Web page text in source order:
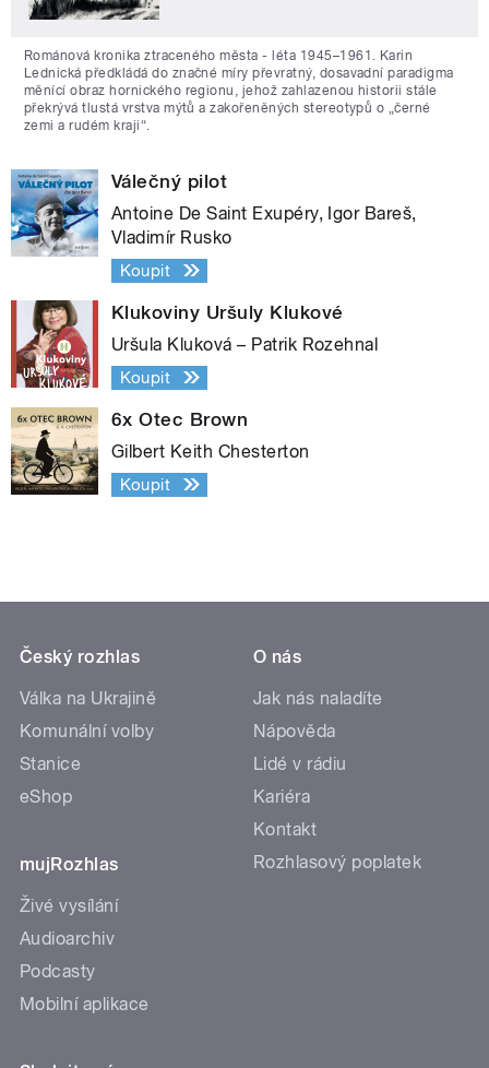
Románová kronika ztraceného města - léta 1945–1961. Karin
Lednická předkládá do značné míry převratný, dosavadní paradigma
měnící obraz hornického regionu, jehož zahlazenou historii stále
překrývá tlustá vrstva mýtů a zakořeněných stereotypů o „černé
zemi a rudém kraji“.
Válečný pilot
Antoine De Saint Exupéry, Igor Bareš,
Vladimír Rusko
Koupit
Klukoviny Uršuly Klukové
Uršula Kluková – Patrik Rozehnal
Koupit
6x Otec Brown
Gilbert Keith Chesterton
Koupit
Český rozhlas
Válka na Ukrajině
Komunální volby
Stanice
eShop
mujRozhlas
Živé vysílání
Audioarchiv
Podcasty
Mobilní aplikace
O nás
Jak nás naladíte
Nápověda
Lidé v rádiu
Kariéra
Kontakt
Rozhlasový poplatek